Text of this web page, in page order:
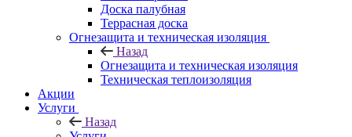
Доска палубная
Террасная доска
Огнезащита и техническая изоляция
Назад
Огнезащита и техническая изоляция
Техническая теплоизоляция
Акции
Услуги
Назад